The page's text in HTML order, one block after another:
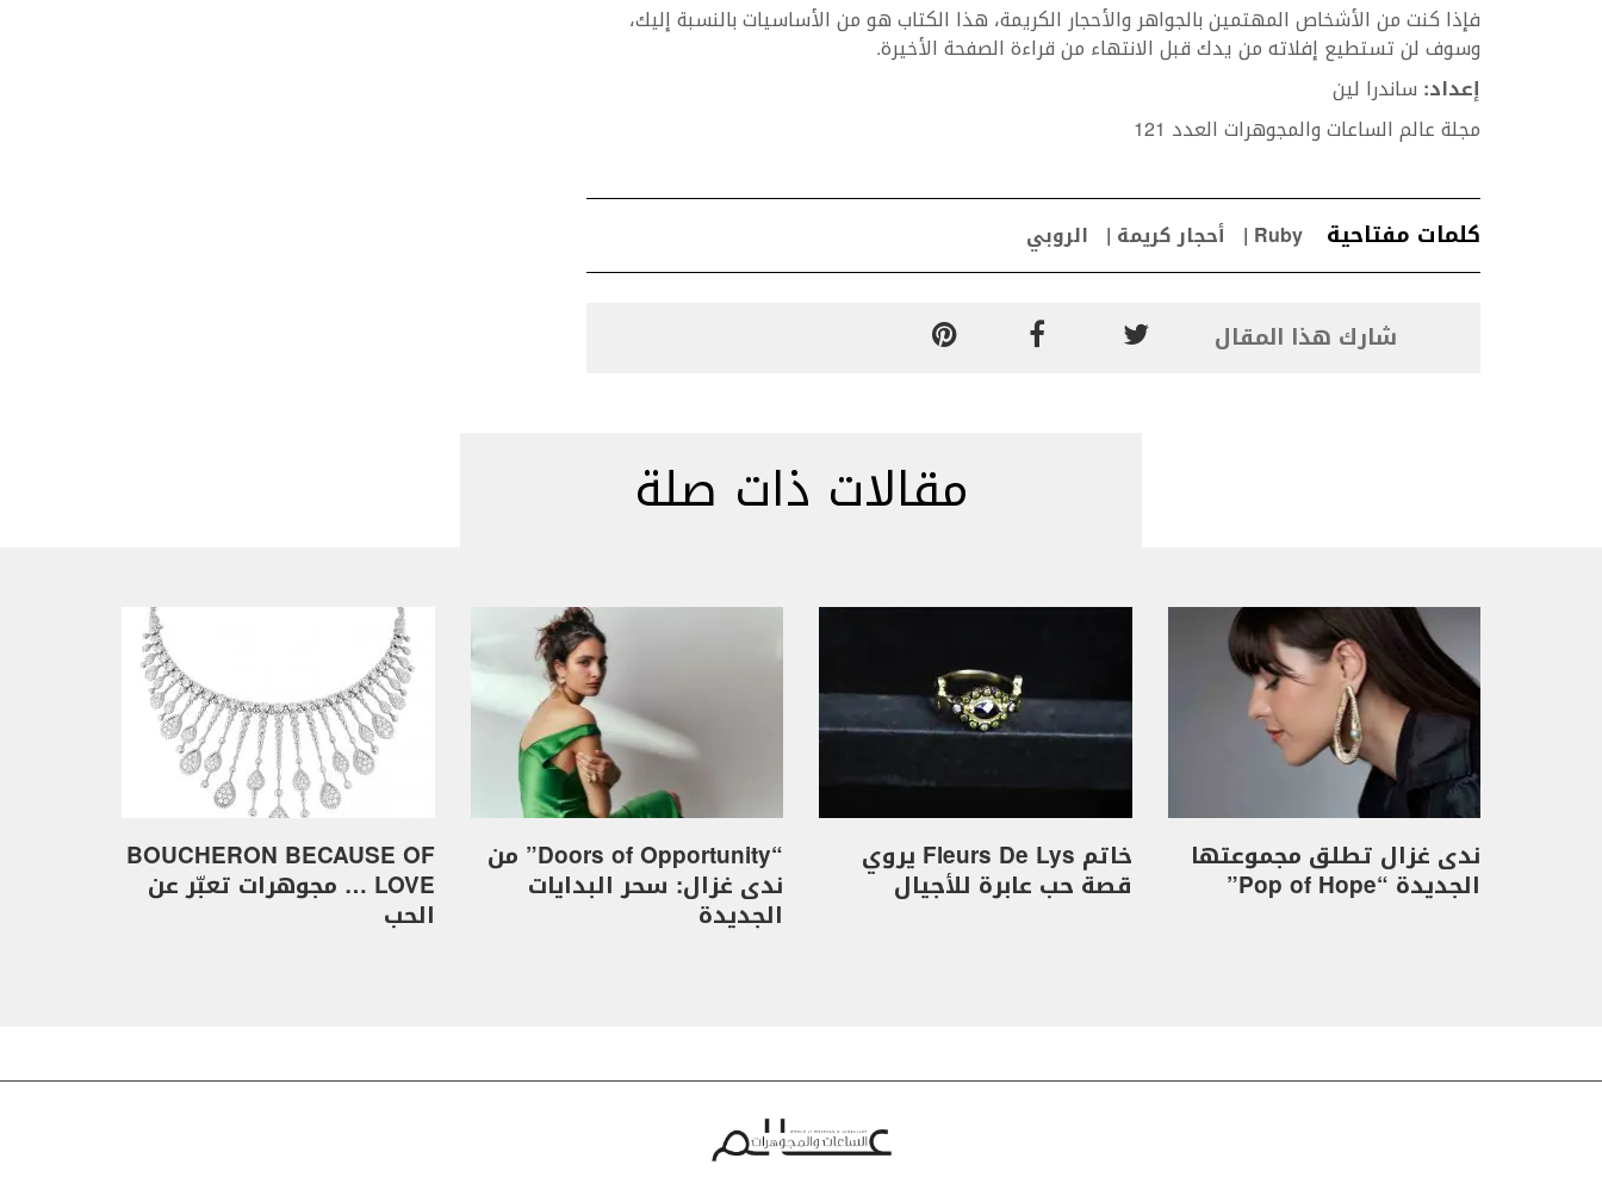
فإذا كنت من الأشخاص المهتمين بالجواهر والأحجار الكريمة، هذا الكتاب هو من الأساسيات بالنسبة إليك،
وسوف لن تستطيع إفلاته من يدك قبل الانتهاء من قراءة الصفحة الأخيرة.
إعداد: ساندرا لين
مجلة عالم الساعات والمجوهرات العدد 121
كلمات مفتاحية Ruby أحجار كريمة الروبي
شارك هذا المقال
مقالات ذات صلة
ندى غزال تطلق مجموعتها
الجديدة “Pop of Hope”
خاتم Fleurs De Lys يروي
قصة حب عابرة للأجيال
“Doors of Opportunity” من
ندى غزال: سحر البدايات
الجديدة
BOUCHERON BECAUSE OF
LOVE … مجوهرات تعبّر عن
الحب